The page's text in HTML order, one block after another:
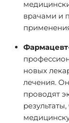
врачами и
новых
лечения.
проводят